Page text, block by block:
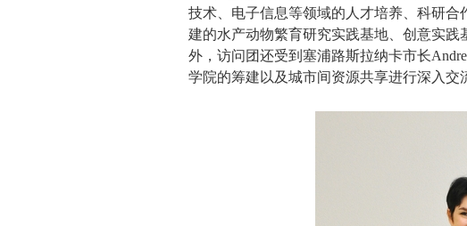
技术、电子信息等领域的人才培养、科研
建的水产动物繁育研究实践基地、创意实
外，访问团还受到塞浦路斯拉纳卡市长
学院的筹建以及城市间资源共享进行深入交